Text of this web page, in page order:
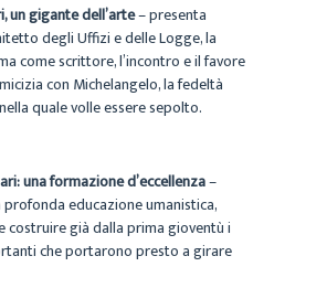
un gigante dell’arte– presenta
degli Uffizi e delle Logge, la
come scrittore, l’incontro e il favore
con Michelangelo, la fedeltà
quale volle essere sepolto.
una formazione d’eccellenza–
educazione umanistica,
costruire già dalla prima gioventù i
che portarono presto a girare